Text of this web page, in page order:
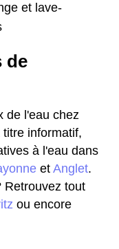
et lave-
de
de l'eau chez
informatif,
à l'eau dans
et Anglet.
Retrouvez tout
ou encore